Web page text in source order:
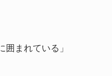
囲まれている」